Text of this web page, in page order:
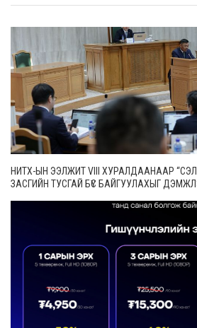
НИТХ-ЫН ЭЭЛЖИТ VIII ХУРАЛДААНААР
ЗАСГИЙН ТУСГАЙ БҮС БАЙГУУЛАХЫГ